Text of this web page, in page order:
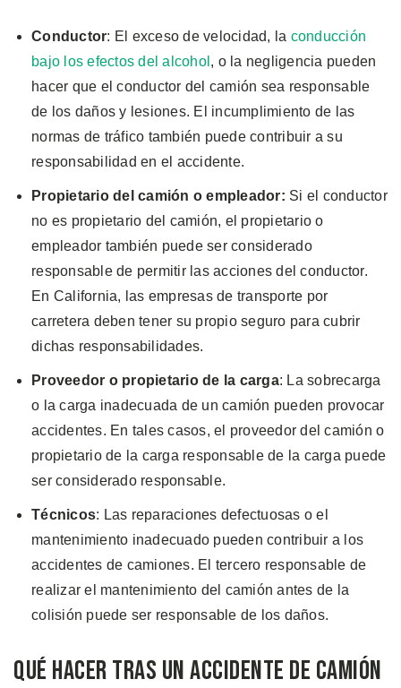
Conductor: El exceso de velocidad, la conducción
bajo los efectos del alcohol , o la negligencia pueden
hacer que el conductor del camión sea responsable
de los daños y lesiones. El incumplimiento de las
normas de tráfico también puede contribuir a su
responsabilidad en el accidente.
Propietario del camión o empleador: Si el conductor
no es propietario del camión, el propietario o
empleador también puede ser considerado
responsable de permitir las acciones del conductor.
En California, las empresas de transporte por
carretera deben tener su propio seguro para cubrir
dichas responsabilidades.
Proveedor o propietario de la carga: La sobrecarga
o la carga inadecuada de un camión pueden provocar
accidentes. En tales casos, el proveedor del camión o
propietario de la carga responsable de la carga puede
ser considerado responsable.
Técnicos: Las reparaciones defectuosas o el
mantenimiento inadecuado pueden contribuir a los
accidentes de camiones. El tercero responsable de
realizar el mantenimiento del camión antes de la
colisión puede ser responsable de los daños.
Qué Hacer Tras un Accidente de Camión